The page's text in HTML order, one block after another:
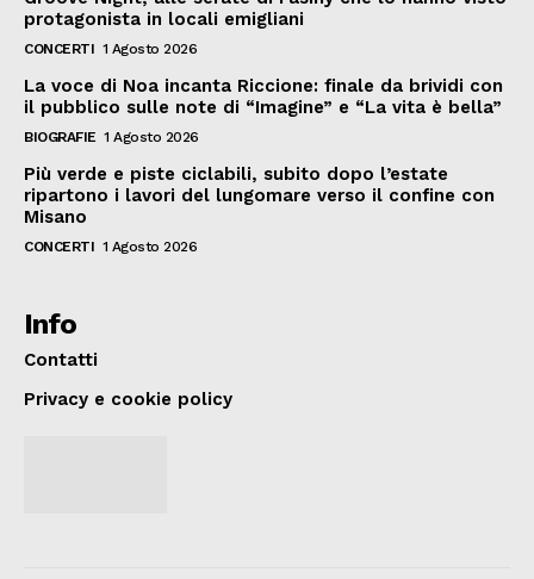
protagonista in locali emigliani
CONCERTI 1 Agosto 2026
La voce di Noa incanta Riccione: finale da brividi con
il pubblico sulle note di “Imagine” e “La vita è bella”
BIOGRAFIE 1 Agosto 2026
Più verde e piste ciclabili, subito dopo l’estate
ripartono i lavori del lungomare verso il confine con
Misano
CONCERTI 1 Agosto 2026
Info
Contatti
Privacy e cookie policy